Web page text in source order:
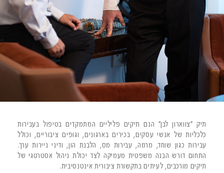
תיק "צווארון לבן" הנם תיקים פליליים המתמקדים בטיפול בעבירות
כלכליות של אנשי עסקים, בכירים בארגונים, וגופים ציבוריים, וכולל
עבירות כגון שוחד, מרמה, עבירות מס, הלבנת הון, ודיני ניירות ערך.
התחום דורש הבנה משפטית מעמיקה לצד יכולת ניהול אסטרטגי של
תיקים מורכבים, לעיתים בתקשורת ציבורית אינטנסיבית.